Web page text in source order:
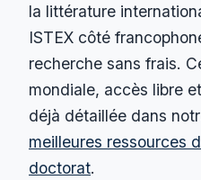
la littérature
ISTEX côté
recherche sans frais.
mondiale, accès libre
déjà détaillée dans
meilleures ressources
doctorat.